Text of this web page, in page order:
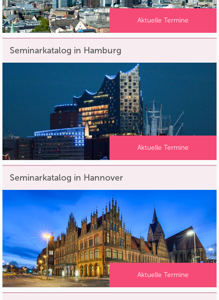
Aktuelle Termine
Seminarkatalog in Hamburg
Aktuelle Termine
Seminarkatalog in Hannover
Aktuelle Termine